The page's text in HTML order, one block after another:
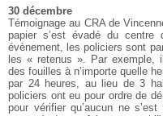
30 décembre
Témoignage au CRA de
papier s’est évadé du centre
évènement, les policiers sont
les « retenus ». Par exemple,
des fouilles à n’importe quelle
par 24 heures, au lieu de 3
policiers ont eu pour ordre de
pour vérifier qu’aucun ne